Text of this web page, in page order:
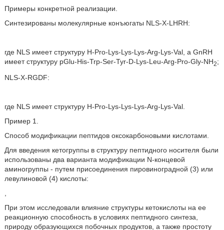
Примеры конкретной реализации.
Синтезированы молекулярные конъюгаты NLS-X-LHRH:
где NLS имеет структуру H-Pro-Lys-Lys-Lys-Arg-Lys-Val, a GnRH
имеет структуру pGlu-His-Trp-Ser-Tyr-D-Lys-Leu-Arg-Pro-Gly-NH2;
NLS-X-RGDF:
где NLS имеет структуру H-Pro-Lys-Lys-Lys-Arg-Lys-Val.
Пример 1.
Способ модификации пептидов оксокарбоновыми кислотами.
Для введения кетогруппы в структуру пептидного носителя были
использованы два варианта модификации N-концевой
аминогруппы - путем присоединения пировиноградной (3) или
левулиновой (4) кислоты:
При этом исследовали влияние структуры кетокислоты на ее
реакционную способность в условиях пептидного синтеза,
природу образующихся побочных продуктов, а также простоту